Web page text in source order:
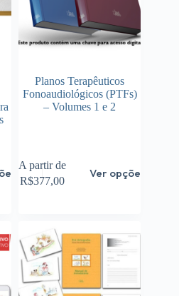
Planos Terapêuticos
Fonoaudiológicos (PTFs)
– Volumes 1 e 2
A partir de
R$377,00
Ver opções
Este
produto
tem
opções
podem
escolhidas
na